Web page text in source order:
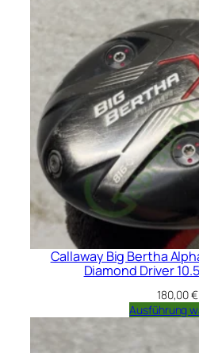
Callaway Big Bertha
Diamond Driver
180,00€
Ausführung